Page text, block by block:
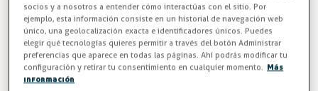
Tolva Posos Café
Tolva de posos café CV‑L lisa, para integrar en muebles
cafetera. Solución práctica, higiénica y resistente para
socios y a nosotros a entender cómo interactúas con el sitio. Por
ejemplo, esta información consiste en un historial de navegación web
único, una geolocalización exacta e identificadores únicos. Puedes
elegir qué tecnologías quieres permitir a través del botón Administrar
preferencias que aparece en todas las páginas. Ahí podrás modificar tu
configuración y retirar tu consentimiento en cualquier momento. Más
información